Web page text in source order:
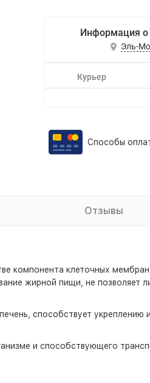
Информация о
Эль-
Курьер
Способы
Отзывы
компонента клеточных
жирной пищи, не позволяет
способствует укреплению
и способствующего